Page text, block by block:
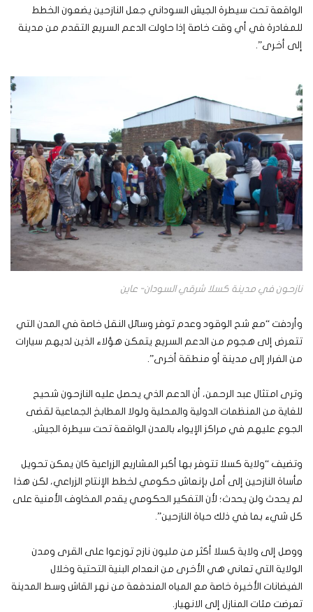
الواقعة تحت سيطرة الجيش السوداني جعل النازحين يضعون الخطط
للمغادرة في أي وقت خاصة إذا حاولت الدعم السريع التقدم من مدينة
إلى أخرى”.
نازحون في مدينة كسلا شرقي السودان- عاين
وأردفت “مع شح الوقود وعدم توفر وسائل النقل خاصة في المدن التي
تتعرض إلى هجوم من الدعم السريع يتمكن هؤلاء الذين لديهم سيارات
من الفرار إلى مدينة أو منطقة أخرى”.
وترى امتثال عبد الرحمن، أن الدعم الذي يحصل عليه النازحون شحيح
للغاية من المنظمات الدولية والمحلية ولولا المطابخ الجماعية لقضى
الجوع عليهم في مراكز الإيواء بالمدن الواقعة تحت سيطرة الجيش.
وتضيف “ولاية كسلا تتوفر بها أكبر المشاريع الزراعية كان يمكن تحويل
مأساة النازحين إلى أمل بإنعاش حكومي لخطط الإنتاج الزراعي، لكن هذا
لم يحدث ولن يحدث؛ لأن التفكير الحكومي يقدم المخاوف الأمنية على
كل شيء بما في ذلك حياة النازحين”.
ووصل إلى ولاية كسلا أكثر من مليون نازح توزعوا على القرى ومدن
الولاية التي تعاني هي الأخرى من انعدام البنية التحتية وخلال
الفيضانات الأخيرة خاصة مع المياه المندفعة من نهر القاش وسط المدينة
تعرضت مئات المنازل إلى الانهيار.